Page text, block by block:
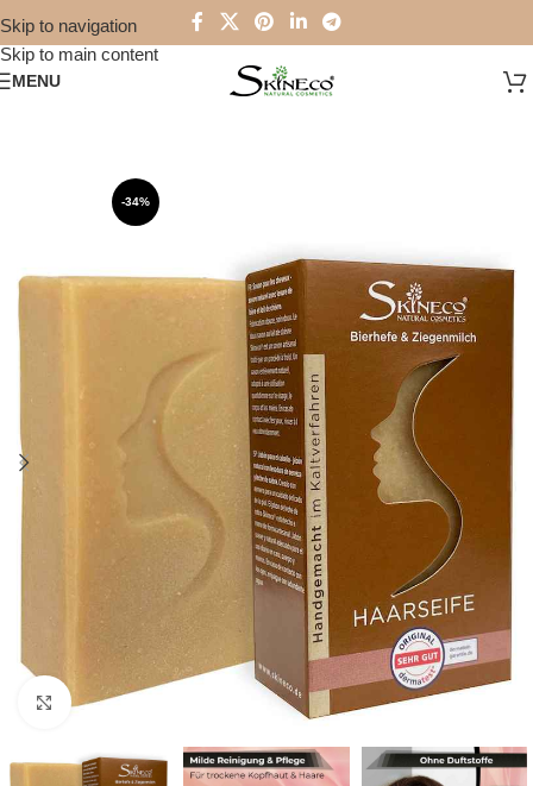
Skip to navigation
Skip to main content
MENU
-34%
Click to enlarge